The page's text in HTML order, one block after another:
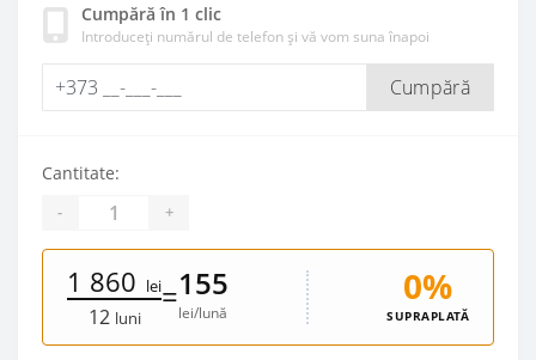
Cumpără în 1 clic
Introduceți numărul de telefon și vă vom suna înapoi
Cumpără
Cantitate:
- +
1 860 lei
12 luni
=155
lei/lună
0%
SUPRAPLATĂ